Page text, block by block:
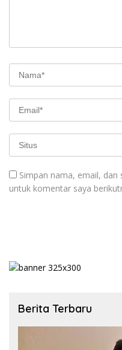
Simpan nama, email,
untuk komentar saya
Berita Terbaru